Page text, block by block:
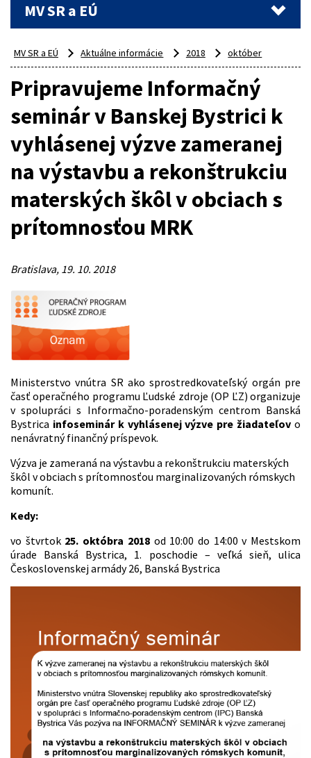
MV SR a EÚ
MV SR a EÚ Aktuálne informácie 2018 október
Pripravujeme Informačný
seminár v Banskej Bystrici k
vyhlásenej výzve zameranej
na výstavbu a rekonštrukciu
materských škôl v obciach s
prítomnosťou MRK
Bratislava, 19. 10. 2018
Ministerstvo vnútra SR ako sprostredkovateľský orgán pre
časť operačného programu Ľudské zdroje (OP ĽZ) organizuje
v spolupráci s Informačno-poradenským centrom Banská
Bystrica infoseminár k vyhlásenej výzve pre žiadateľov o
nenávratný finančný príspevok.
Výzva je zameraná na výstavbu a rekonštrukciu materských
škôl v obciach s prítomnosťou marginalizovaných rómskych
komunít.
Kedy:
vo štvrtok 25. októbra 2018od 10:00 do 14:00 v Mestskom
úrade Banská Bystrica, 1. poschodie – veľká sieň, ulica
Československej armády 26, Banská Bystrica